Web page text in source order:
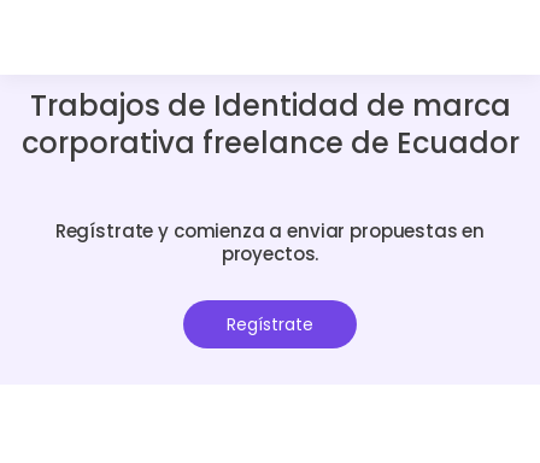
Trabajos de Identidad de marca
corporativa freelance de Ecuador
Regístrate y comienza a enviar propuestas en
proyectos.
Regístrate